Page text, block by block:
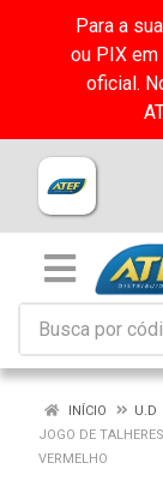
Para a
ou PIX
oficial.
INÍCIO
U.D
JOGO DE
VERMELHO